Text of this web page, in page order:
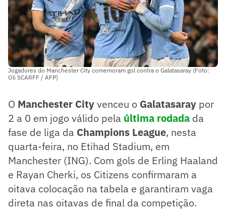
Jogadores do Manchester City comemoram gol contra o Galatasaray (Foto:
Oli SCARFF / AFP)
O Manchester Cityvenceu o Galatasaray por
2 a 0 em jogo válido pela última rodada da
fase de liga da Champions League, nesta
quarta-feira, no Etihad Stadium, em
Manchester (ING). Com gols de Erling Haaland
e Rayan Cherki, os Citizens confirmaram a
oitava colocação na tabela e garantiram vaga
direta nas oitavas de final da competição.